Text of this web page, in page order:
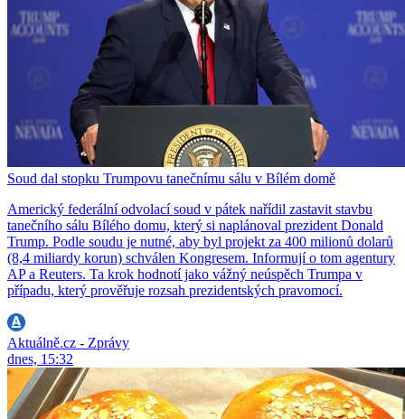
Soud dal stopku Trumpovu tanečnímu sálu v Bílém domě
Americký federální odvolací soud v pátek nařídil zastavit stavbu
tanečního sálu Bílého domu, který si naplánoval prezident Donald
Trump. Podle soudu je nutné, aby byl projekt za 400 milionů dolarů
(8,4 miliardy korun) schválen Kongresem. Informují o tom agentury
AP a Reuters. Ta krok hodnotí jako vážný neúspěch Trumpa v
případu, který prověřuje rozsah prezidentských pravomocí.
Aktuálně.cz - Zprávy
dnes, 15:32